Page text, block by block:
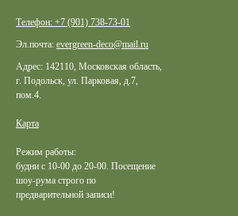
Телефон: +7 (901) 738-73-01
Эл.почта: evergreen-deco@mail.ru
Адрес: 142110, Московская область,
г. Подольск, ул. Парковая, д.7,
пом.4.
Карта
Режим работы:
будни с 10-00 до 20-00. Посещение
шоу-рума строго по
предварительной записи!